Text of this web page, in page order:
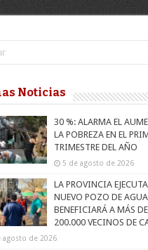
Noticias
30 %: ALARMA EL
LA POBREZA EN EL
TRIMESTRE DEL AÑO
5 de agosto de 2026
LA PROVINCIA
NUEVO POZO DE
BENEFICIARÁ A MÁS DE
200.000 VECINOS DE
agosto de 2026